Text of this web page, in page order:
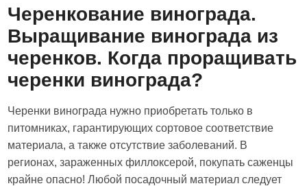
Черенкование винограда.
Выращивание винограда из
черенков. Когда проращивать
черенки винограда?
Черенки винограда нужно приобретать только в
питомниках, гарантирующих сортовое соответствие
материала, а также отсутствие заболеваний. В
регионах, зараженных филлоксерой, покупать саженцы
крайне опасно! Любой посадочный материал следует